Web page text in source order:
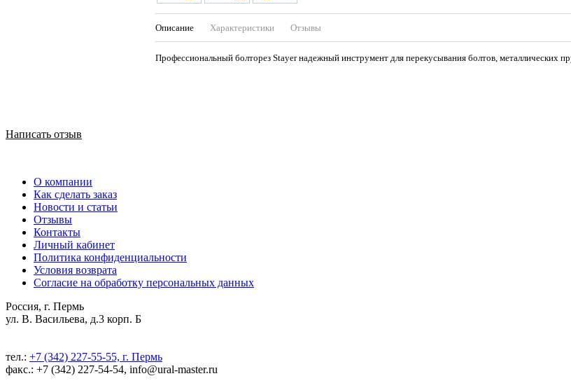
Описание Характеристики Отзывы
Профессиональный болторез Stayer надежный инструмент для перекусывания болтов, металлических
Написать отзыв
О компании
Как сделать заказ
Новости и статьи
Отзывы
Контакты
Личный кабинет
Политика конфиденциальности
Условия возврата
Согласие на обработку персональных данных
Россия, г. Пермь
ул. В. Васильева, д.3 корп. Б
тел.: +7 (342) 227-55-55, г. Пермь
факс.: +7 (342) 227-54-54, info@ural-master.ru